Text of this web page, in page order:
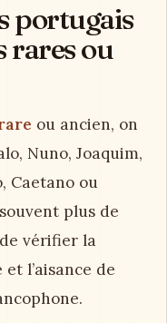
portugais
rares ou
ou ancien, on
Nuno, Joaquim,
Caetano ou
plus de
vérifier la
l’aisance de